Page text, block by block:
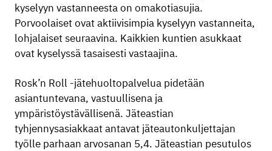
kyselyyn vastanneesta on omakotiasujia.
Porvoolaiset ovat aktiivisimpia kyselyyn vastanneita,
lohjalaiset seuraavina. Kaikkien kuntien asukkaat
ovat kyselyssä tasaisesti vastaajina.
Rosk’n Roll -jätehuoltopalvelua pidetään
asiantuntevana, vastuullisena ja
ympäristöystävällisenä. Jäteastian
tyhjennysasiakkaat antavat jäteautonkuljettajan
työlle parhaan arvosanan 5,4. Jäteastian pesutulos